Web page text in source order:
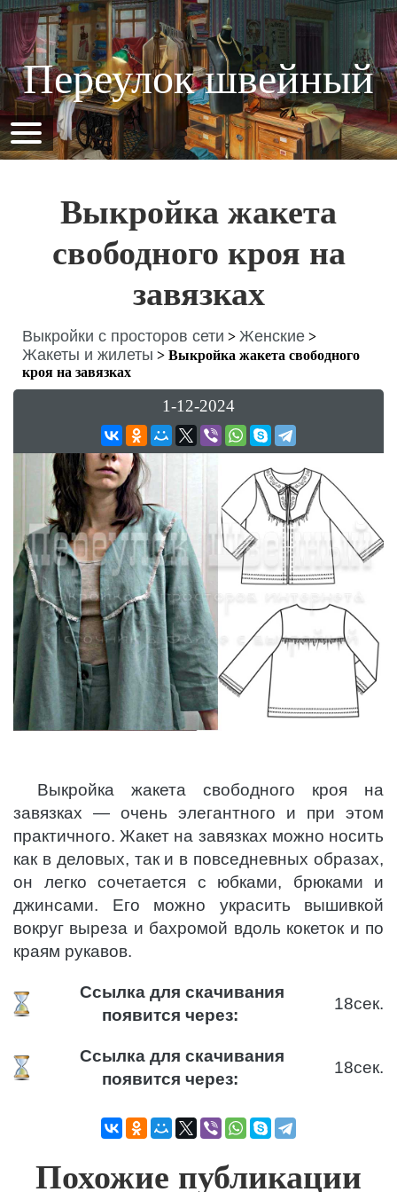
Переулок швейный
Выкройка жакета
свободного кроя на
завязках
Выкройки с просторов сети > Женские >
Жакеты и жилеты > Выкройка жакета свободного
кроя на завязках
1-12-2024
Выкройка жакета свободного кроя на
завязках — очень элегантного и при этом
практичного. Жакет на завязках можно носить
как в деловых, так и в повседневных образах,
он легко сочетается с юбками, брюками и
джинсами. Его можно украсить вышивкой
вокруг выреза и бахромой вдоль кокеток и по
краям рукавов.
Ссылка для скачивания
появится через:
18сек.
Ссылка для скачивания
появится через:
18сек.
Похожие публикации